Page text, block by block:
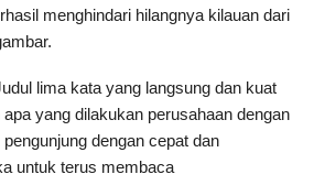
menghindari hilangnya kilauan dari
lima kata yang langsung dan kuat
yang dilakukan perusahaan dengan
dengan cepat dan
untuk terus membaca